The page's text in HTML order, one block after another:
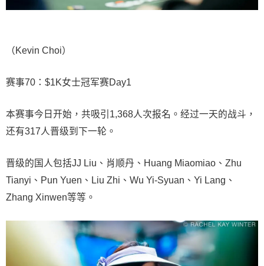
（Kevin Choi）
赛事70：$1K女士冠军赛Day1
本赛事今日开始，共吸引1,368人次报名。经过一天的战斗，
还有317人晋级到下一轮。
晋级的国人包括JJ Liu、肖顺丹、Huang Miaomiao、Zhu
Tianyi、Pun Yuen、Liu Zhi、Wu Yi-Syuan、Yi Lang、
Zhang Xinwen等等。